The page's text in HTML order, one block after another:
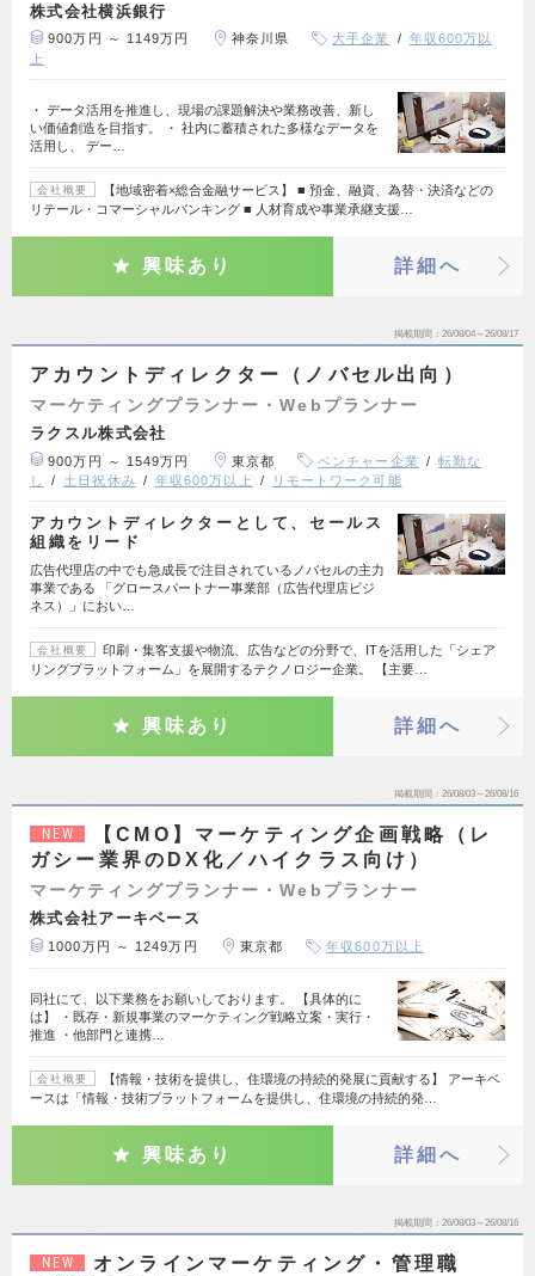
株式会社横浜銀行
900万円 ～ 1149万円 神奈川県 大手企業
年収600万以
上
・ データ活用を推進し、現場の課題解決や業務改善、新し
い価値創造を目指す。 ・ 社内に蓄積された多様なデータを
活用し、 デー…
会社概要
【地域密着×総合金融サービス】 ■ 預金、融資、為替・決済などの
リテール・コマーシャルバンキング ■ 人材育成や事業承継支援…
興味あり 詳細へ
掲載期間 26/08/04～26/08/17
アカウントディレクター（ノバセル出向）
マーケティングプランナー・Webプランナー
ラクスル株式会社
900万円 ～ 1549万円 東京都 ベンチャー企業
転勤な
し
土日祝休み 年収600万以上 リモートワーク可能
アカウントディレクターとして、セールス
組織をリード
広告代理店の中でも急成長で注目されているノバセルの主力
事業である 「グロースパートナー事業部（広告代理店ビジ
ネス）」におい…
会社概要
印刷・集客支援や物流、広告などの分野で、ITを活用した「シェア
リングプラットフォーム」を展開するテクノロジー企業。 【主要…
興味あり 詳細へ
掲載期間 26/08/03～26/08/16
NEW
【CMO】マーケティング企画戦略（レ
ガシー業界のDX化／ハイクラス向け）
マーケティングプランナー・Webプランナー
株式会社アーキベース
1000万円 ～ 1249万円 東京都 年収600万以上
同社にて、以下業務をお願いしております。 【具体的に
は】 ・既存・新規事業のマーケティング戦略立案・実行・
推進 ・他部門と連携…
会社概要
【情報・技術を提供し、住環境の持続的発展に貢献する】 アーキベ
ースは「情報・技術プラットフォームを提供し、住環境の持続的発…
興味あり 詳細へ
掲載期間 26/08/03～26/08/16
NEW
オンラインマーケティング・管理職